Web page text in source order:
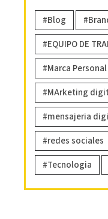
Blog
EQUIPO DE
Marca Personal
MArketing
mensajeria
redes sociales
Tecnologia